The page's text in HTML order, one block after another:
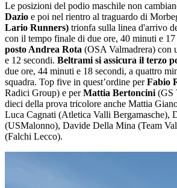
Le posizioni del podio maschile non
Dazio e poi nel rientro al traguardo di
Lario Runners) trionfa sulla linea d'arrivo
con il tempo finale di due ore, 40 minuti e 17
posto Andrea Rota (OSA Valmadrera) con
e 12 secondi. Beltrami si assicura il terzo
due ore, 44 minuti e 18 secondi, a quattro
squadra. Top five in quest’ordine perFabio
Radici Group) e perMattia Bertoncini (GS
dieci della prova tricolore anche Mattia
Luca Cagnati (Atletica Valli Bergamasche),
(USMalonno), Davide Della Mina (Team
(Falchi Lecco).